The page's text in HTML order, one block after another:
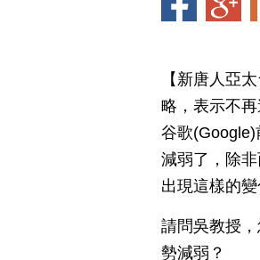
【新唐人亞
略，表示不
谷歌
減弱了，除
出現這樣的
請問吳教授
勢減弱？